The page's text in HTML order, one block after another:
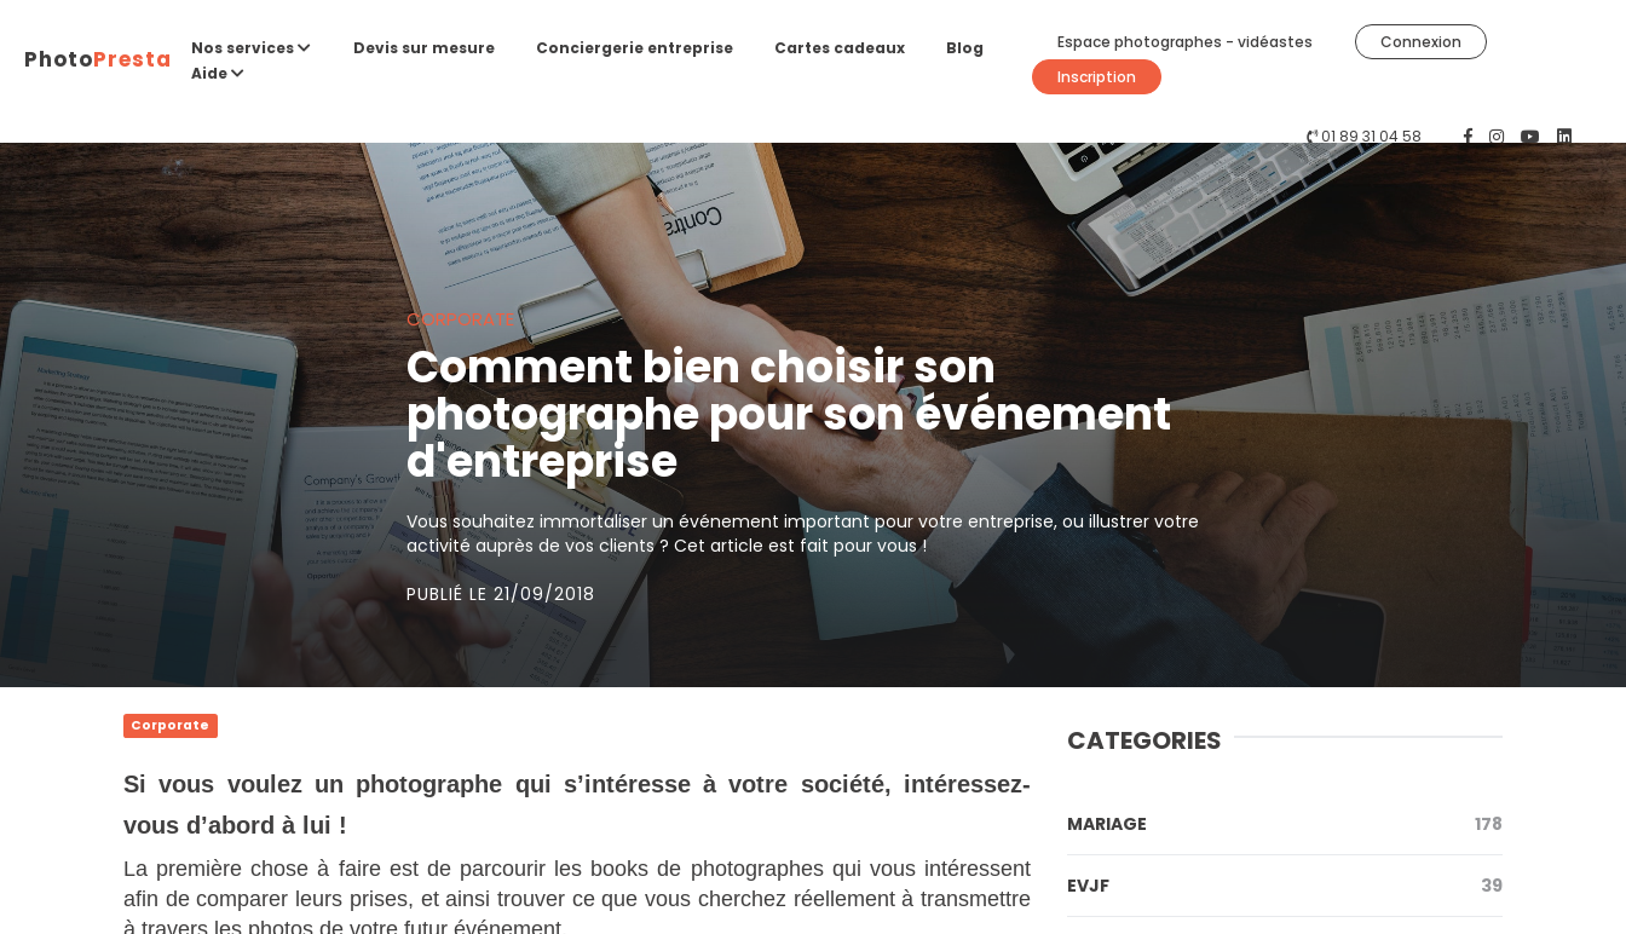
PhotoPresta Nos services Devis sur mesure Conciergerie entreprise Cartes cadeaux
Blog
Aide
Espace photographes - vidéastes
Connexion
Inscription
01 89 31 04 58
CORPORATE
Comment bien choisir son
photographe pour son événement
d'entreprise
Vous souhaitez immortaliser un événement important pour votre entreprise, ou illustrer votre
activité auprès de vos clients ? Cet article est fait pour vous !
PUBLIÉ LE 21/09/2018
Corporate
Si vous voulez un photographe qui s’intéresse à votre société, intéressez-
vous d’abord à lui !
La première chose à faire est de parcourir les books de photographes qui vous intéressent
afin de comparer leurs prises, et ainsi trouver ce que vous cherchez réellement à transmettre
à travers les photos de votre futur événement.
CATEGORIES
MARIAGE 178
EVJF 39